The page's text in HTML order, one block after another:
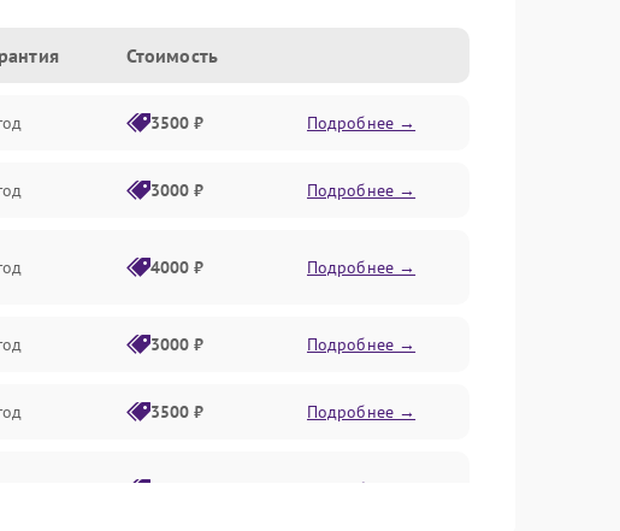
Стоимость
3500 ₽ Подробнее →
3000 ₽ Подробнее →
4000 ₽ Подробнее →
3000 ₽ Подробнее →
3500 ₽ Подробнее →
2800 ₽ Подробнее →